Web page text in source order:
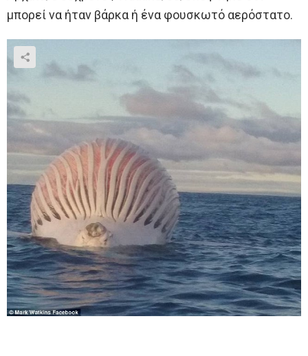
μπορεί να ήταν βάρκα ή ένα φουσκωτό αερόστατο.